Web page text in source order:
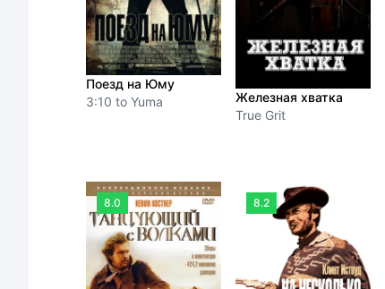
Поезд на Юму
3:10 to Yuma
Железная хватка
True Grit
8.0 8.2